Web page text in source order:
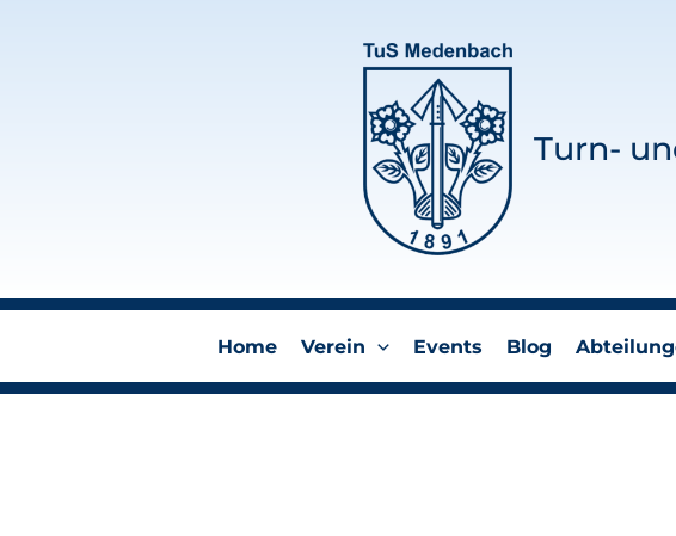
Turn-
Home Verein Events Blog